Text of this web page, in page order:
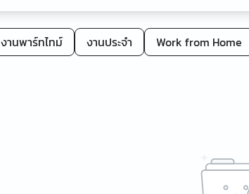
งานพาร์ทไทม์ งานประจำ Work from Home